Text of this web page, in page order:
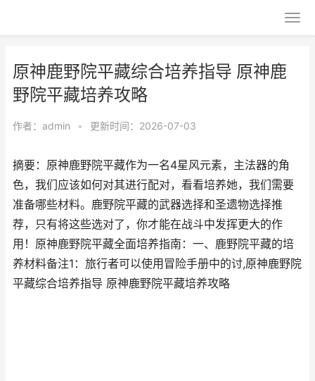
原神鹿野院平藏综合培养指导 原神鹿
野院平藏培养攻略
作者： admin • 更新时间：2026-07-03
摘要：原神鹿野院平藏作为一名4星风元素，主法器的角
色，我们应该如何对其进行配对，看看培养她，我们需要
准备哪些材料。鹿野院平藏的武器选择和圣遗物选择推
荐，只有将这些选对了，你才能在战斗中发挥更大的作
用！原神鹿野院平藏全面培养指南：一、鹿野院平藏的培
养材料备注1：旅行者可以使用冒险手册中的讨,原神鹿野院
平藏综合培养指导 原神鹿野院平藏培养攻略